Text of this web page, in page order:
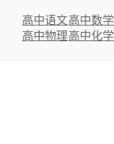
高中语文高中数学
高中物理高中化学